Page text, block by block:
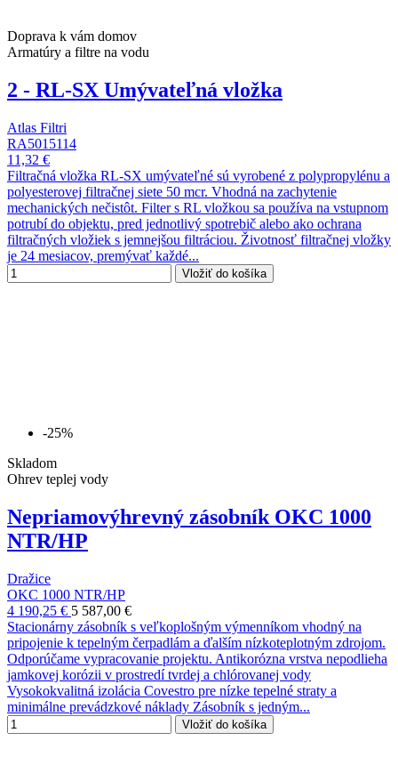
Doprava k vám domov
Armatúry a filtre na vodu
2 - RL-SX Umývateľná vložka
Atlas Filtri
RA5015114
11,32 €
Filtračná vložka RL-SX umývateľné sú vyrobené z polypropylénu a
polyesterovej filtračnej siete 50 mcr. Vhodná na zachytenie
mechanických nečistôt. Filter s RL vložkou sa používa na vstupnom
potrubí do objektu, pred jednotlivý spotrebič alebo ako ochrana
filtračných vložiek s jemnejšou filtráciou. Životnosť filtračnej vložky
je 24 mesiacov, premývať každé...
Vložiť do košíka
-25%
Skladom
Ohrev teplej vody
Nepriamovýhrevný zásobník OKC 1000
NTR/HP
Dražice
OKC 1000 NTR/HP
4 190,25 € 5 587,00 €
Stacionárny zásobník s veľkoplošným výmenníkom vhodný na
pripojenie k tepelným čerpadlám a ďalším nízkoteplotným zdrojom.
Odporúčame vypracovanie projektu. Antikorózna vrstva nepodlieha
jamkovej korózii v prostredí tvrdej a chlórovanej vody
Vysokokvalitná izolácia Covestro pre nízke tepelné straty a
minimálne prevádzkové náklady Zásobník s jedným...
Vložiť do košíka